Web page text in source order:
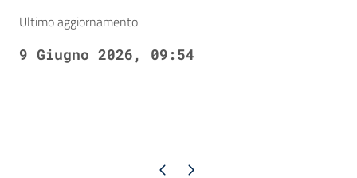
Ultimo aggiornamento
9 Giugno 2026, 09:54
Pagina precedente
Pagina successiva